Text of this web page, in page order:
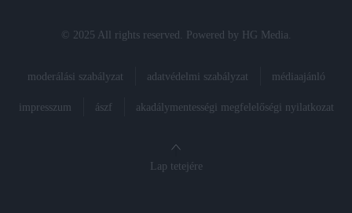
© 2025 All rights reserved. Powered by HG Media
moderálási szabályzat adatvédelmi szabályzat médiaajánló
impresszum ászf akadálymentességi megfelelőségi nyilatkozat
Lap tetejére